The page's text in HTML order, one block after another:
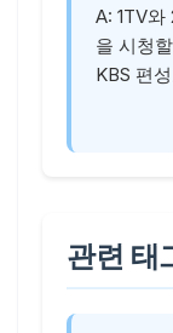
A: 1TV
을 시청
KBS 편
관련 태